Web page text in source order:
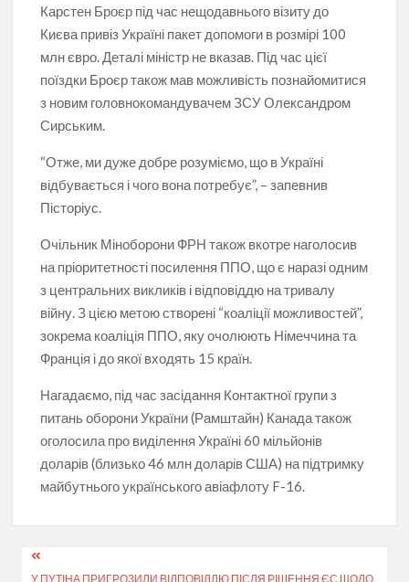
Карстен Броєр під час нещодавнього візиту до
Києва привіз Україні пакет допомоги в розмірі 100
млн євро. Деталі міністр не вказав. Під час цієї
поїздки Броєр також мав можливість познайомитися
з новим головнокомандувачем ЗСУ Олександром
Сирським.
“Отже, ми дуже добре розуміємо, що в Україні
відбувається і чого вона потребує”, – запевнив
Пісторіус.
Очільник Міноборони ФРН також вкотре наголосив
на пріоритетності посилення ППО, що є наразі одним
з центральних викликів і відповіддю на тривалу
війну. З цією метою створені “коаліції можливостей”,
зокрема коаліція ППО, яку очолюють Німеччина та
Франція і до якої входять 15 країн.
Нагадаємо, під час засідання Контактної групи з
питань оборони України (Рамштайн) Канада також
оголосила про виділення Україні 60 мільйонів
доларів (близько 46 млн доларів США) на підтримку
майбутнього українського авіафлоту F-16.
Навігація
У ПУТІНА ПРИГРОЗИЛИ ВІДПОВІДДЮ ПІСЛЯ РІШЕННЯ ЄС ЩОДО